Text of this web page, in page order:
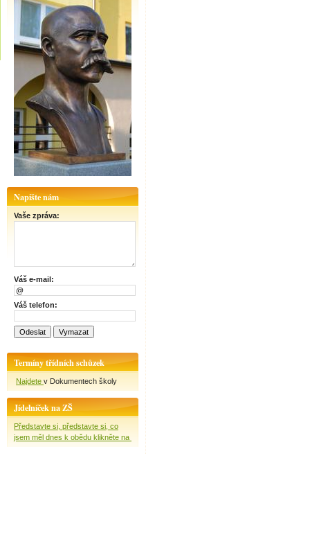
Napište nám
Vaše zpráva:
Váš e-mail:
Váš telefon:
Termíny třídních schůzek
Najdete v Dokumentech školy
Jídelníček na ZŠ
Představte si, představte si, co
jsem měl dnes k obědu klikněte na